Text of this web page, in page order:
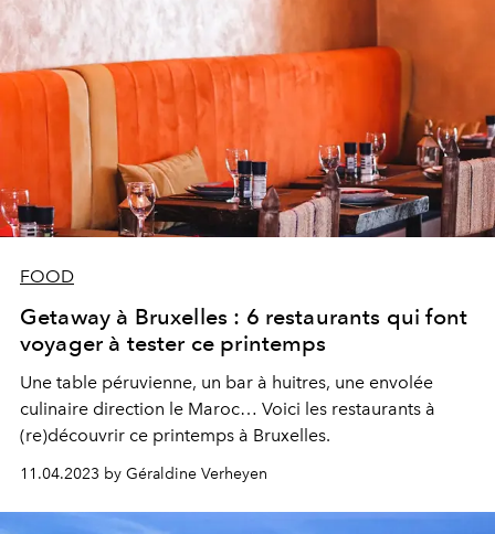
FOOD
Getaway à Bruxelles : 6 restaurants qui font
voyager à tester ce printemps
Une table péruvienne, un bar à huitres, une envolée
culinaire direction le Maroc… Voici les restaurants à
(re)découvrir ce printemps à Bruxelles.
11.04.2023 by Géraldine Verheyen